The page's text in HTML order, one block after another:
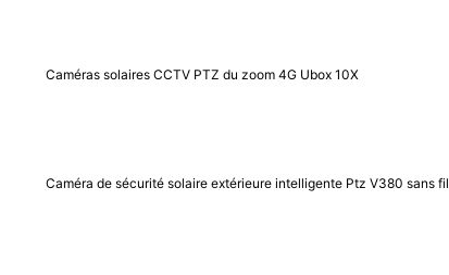
Caméras solaires CCTV PTZ du zoom 4G Ubox 10X
Caméra de sécurité solaire extérieure intelligente Ptz V380 sans fil